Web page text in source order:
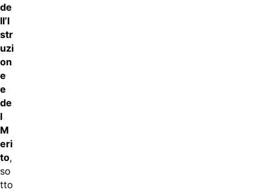
de
ll’I
str
uzi
on
e
e
de
l
M
eri
to,
so
tto